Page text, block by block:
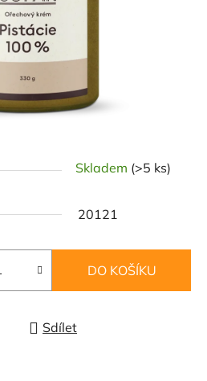
Skladem (>5 ks)
20121
DO KOŠÍKU
Sdílet